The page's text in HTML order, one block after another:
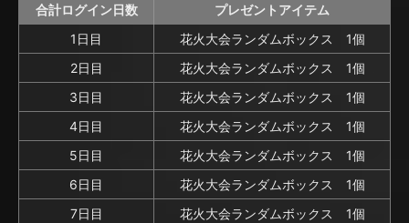
合計ログイン日数
プレゼントアイテム
1日目
花火大会ランダムボックス 1個
2日目
花火大会ランダムボックス 1個
3日目
花火大会ランダムボックス 1個
4日目
花火大会ランダムボックス 1個
5日目
花火大会ランダムボックス 1個
6日目
花火大会ランダムボックス 1個
7日目
花火大会ランダムボックス 1個